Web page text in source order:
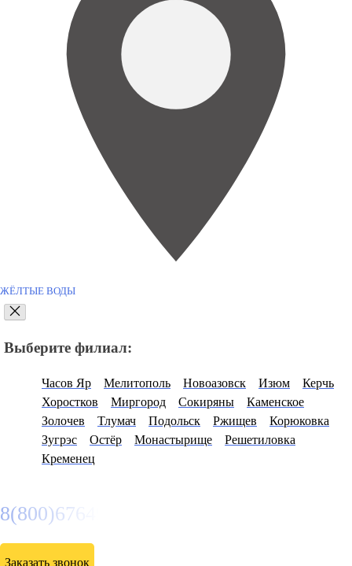
ЖЁЛТЫЕ ВОДЫ
Выберите филиал:
Часов Яр Мелитополь Новоазовск Изюм
Керчь
Хоростков
Миргород Сокиряны
Каменское
Золочев
Тлумач Подольск Ржищев
Корюковка
Зугрэс
Остёр Монастырище
Решетиловка
Кременец
8(800)6764935
Заказать звонок